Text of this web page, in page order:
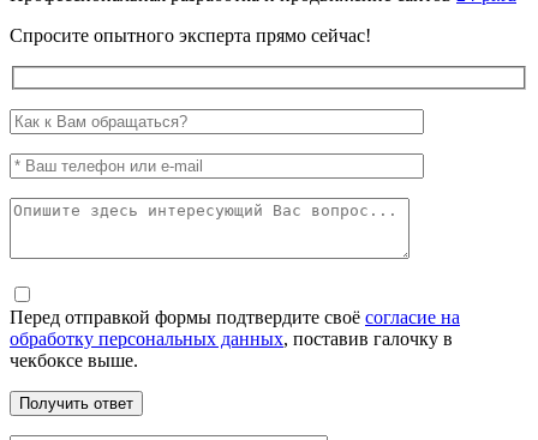
Спросите опытного эксперта прямо сейчас!
Перед отправкой формы подтвердите своё согласие на
обработку персональных данных, поставив галочку в
чекбоксе выше.